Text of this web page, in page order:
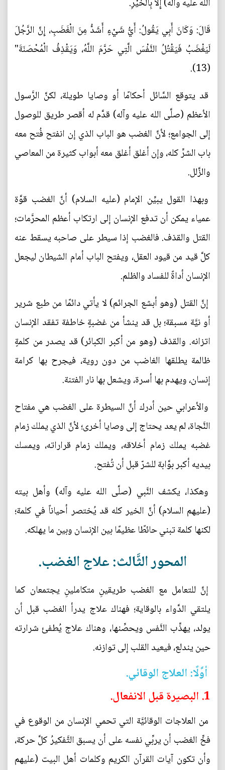
قَالَ: وَكَانَ أَبِي يَقُولُ: أَيُّ شَيْ‏ءٍ أَشَدُّ مِنَ الْغَضَبِ، إِنَّ الرَّجُلَ
لَيَغْضَبُ فَيَقْتُلُ النَّفْسَ الَّتِي حَرَّمَ اللَّهُ، وَيَقْذِفُ الْمُحْصَنَةَ"
(13).
قد يتوقع السَّائل أحكامًا أو وصايا طويلة، لكنَّ الرَّسول
الأعظم (صلَّى الله عليه وآله) قدَّم له أقصر طريق للوصول
إلى الجوامع؛ لأنَّ الغضب هو الباب الذي إن انفتح فُتح معه
باب الشرِّ كله، وإن أغلق أغلق معه أبواب كثيرة من المعاصي
والزَّلل.
وبهذا القول يبيِّن الإمام (عليه السلام) أنَّ الغضب قوَّة
عمياء يمكن أن تدفع الإنسان إلى ارتكاب أعظم المحرَّمات؛
القتل والقذف. فالغضب إذا سيطر على صاحبه يسقط عنه
كلَّ قيد من قيود العقل، ويفتح الباب أمام الشيطان ليجعل
الإنسان أداةً للفساد والظلم.
إنَّ القتل (وهو أبشع الجرائم) لا يأتي دائمًا من طبع شرير
أو نيَّة مسبقة؛ بل قد ينشأ من غضبةٍ خاطفة تفقد الإنسان
اتزانه. والقذف (وهو من أكبر الكبائر) قد يصدر من كلمةٍ
ظالمة يطلقها الغاضب من دون روية، فيجرح بها كرامة
إنسان، ويهدم بها أسرة، ويشعل بها نار الفتنة.
والأعرابي حين أدرك أنَّ السيطرة على الغضب هي مفتاح
النَّجاة، لم يعد يحتاج إلى وصايا أخرى؛ لأنَّ الذي يملك زمام
غضبه يملك زمام أخلاقه، ويملك زمام قراراته، ويمسك
بيديه أكبر بوَّابة للشرّ قبل أن تُفتح.
وهكذا، يكشف النَّبي (صلَّى الله عليه وآله) وأهل بيته
(عليهم السلام) أنَّ الخير كله قد يُختصر أحياناً في كلمة؛
لكنها كلمة تبني حائطًا عظيمًا بين الإنسان وبين ما يهلكه.
المحور الثَّالث: علاج الغضب.
إنَّ للتعامل مع الغضب طريقينِ متكاملينِ يجتمعان كما
يلتقي الدَّواء بالوقاية؛ فهناك علاج يدرأ الغضب قبل أن
يولد، يهذِّب النَّفس ويحصِّنها، وهناك علاج يُطفئ شرارته
حين يندلع، فيعيد القلب إلى توازنه.
أوَّلًا: العلاج الوقائي.
1. البصيرة قبل الانفعال.
من العلاجات الوقائيَّة التي تحمي الإنسان من الوقوع في
فخِّ الغضب أن يربِّي نفسه على أن يسبق التَّفكيرُ كلَّ حركة،
وأن تكون آيات القرآن الكريم وكلمات أهل البيت (عليهم